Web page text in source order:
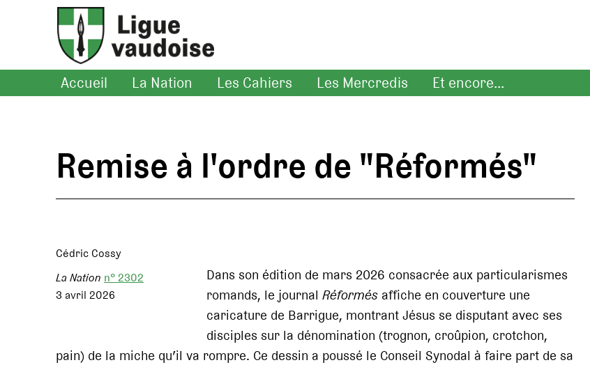
Accueil La Nation Les Cahiers Les Mercredis Et encore...
Remise à l'ordre de "Réformés"
Cédric Cossy
La Nation n° 2302
3 avril 2026
Dans son édition de mars 2026 consacrée aux particularismes
romands, le journal Réformés affiche en couverture une
caricature de Barrigue, montrant Jésus se disputant avec ses
disciples sur la dénomination (trognon, croûpion, crotchon,
pain) de la miche qu’il va rompre. Ce dessin a poussé le Conseil Synodal à faire part de sa